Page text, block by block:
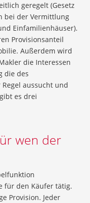
geregelt (Gesetz
bei der Vermittlung
Einfamilienhäuser).
Provisionsanteil
Außerdem wird
die Interessen
die des
aussucht und
es drei
wen der
für den Käufer tätig.
Provision. Jeder